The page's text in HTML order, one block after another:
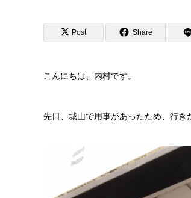
Post Share
こんにちは、内村です。
先日、城山で用事があったため、行